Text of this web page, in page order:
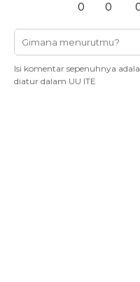
0 0
Isi komentar sepenuhnya
diatur dalam UU ITE